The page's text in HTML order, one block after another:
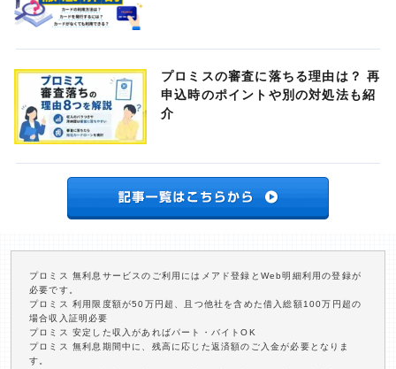
プロミスの審査に落ちる理由は？ 再
申込時のポイントや別の対処法も紹
介
プロミス 無利息サービスのご利用にはメアド登録とWeb明細利用の登録が
必要です。
プロミス 利用限度額が50万円超、且つ他社を含めた借入総額100万円超の
場合収入証明必要
プロミス 安定した収入があればパート・バイトOK
プロミス 無利息期間中に、残高に応じた返済額のご入金が必要となりま
す。